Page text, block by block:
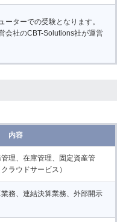
ターでの受験となります。
会社のCBT-Solutions社が運営
内容
理、在庫管理、固定資産管
ラウドサービス）
務、連結決算業務、外部開示